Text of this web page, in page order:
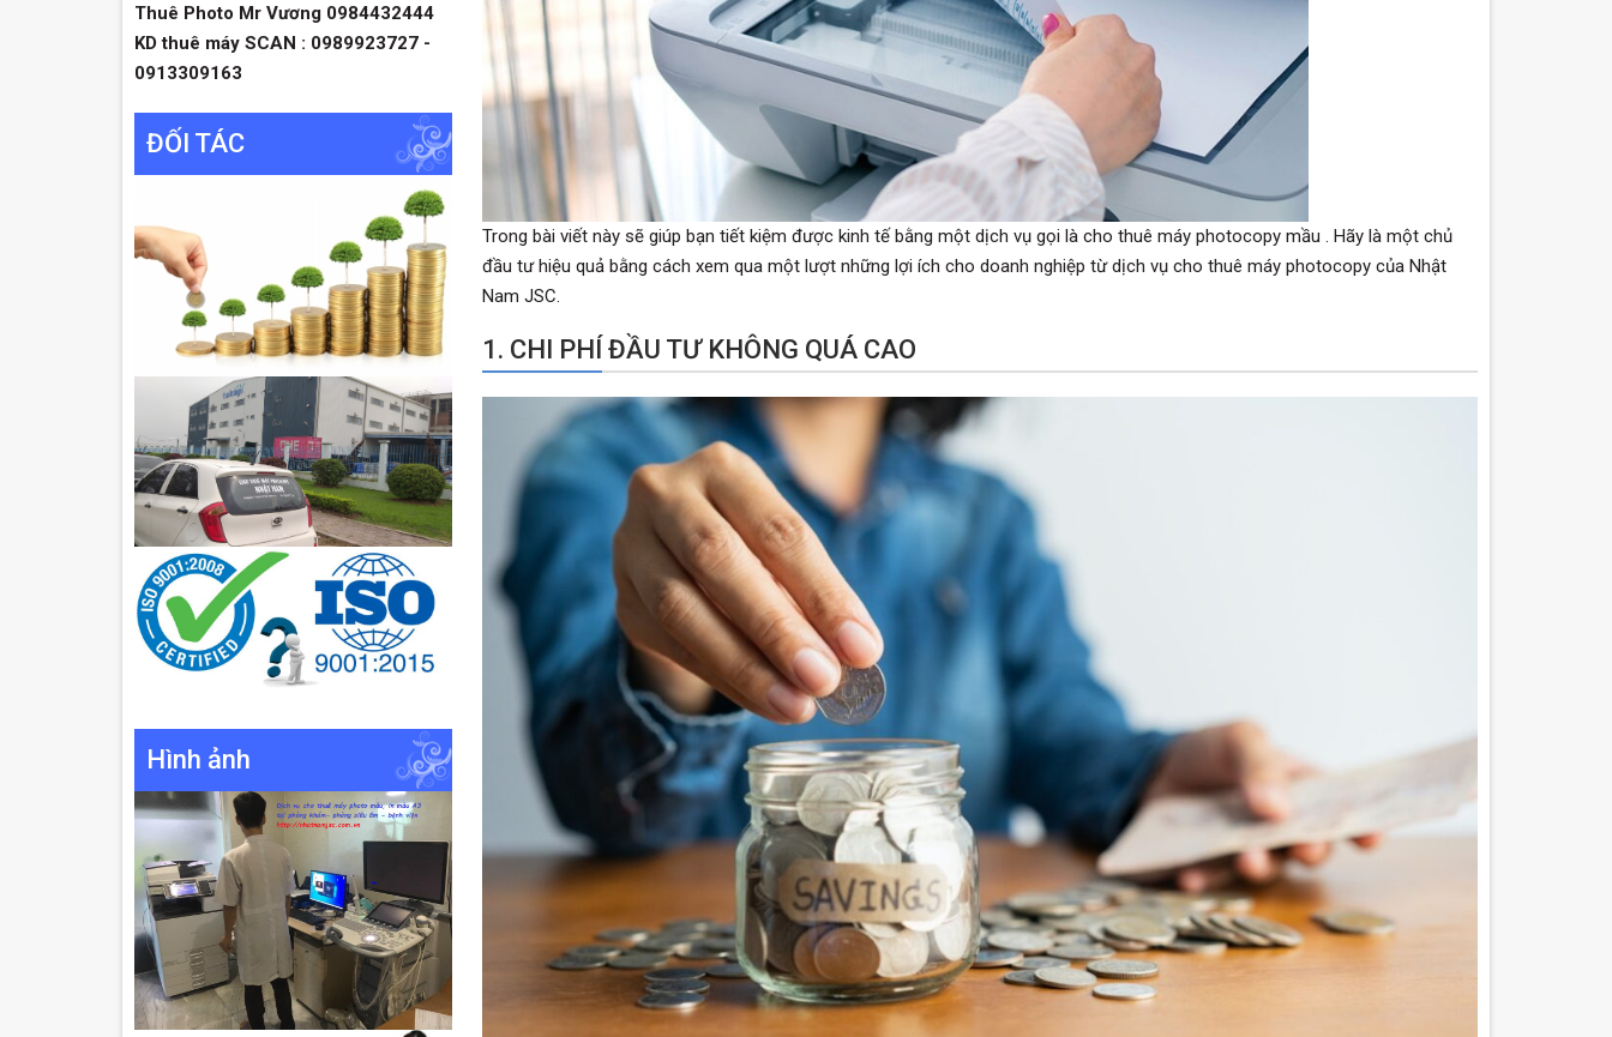
Trong bài viết này sẽ giúp bạn tiết kiệm được kinh tế bằng một dịch vụ gọi là cho thuê máy photocopy mầu . Hãy là một chủ
đầu tư hiệu quả bằng cách xem qua một lượt những lợi ích cho doanh nghiệp từ dịch vụ cho thuê máy photocopy của Nhật
Nam JSC.
1. CHI PHÍ ĐẦU TƯ KHÔNG QUÁ CAO
Thuê Photo Mr Vương 0984432444
KD thuê máy SCAN : 0989923727 -
0913309163
ĐỐI TÁC
Hình ảnh